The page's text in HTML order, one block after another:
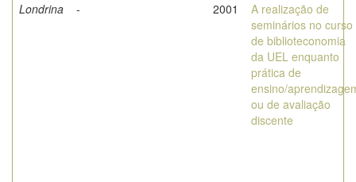
Londrina - 2001
A realização de
seminários no curso
de biblioteconomia
da UEL enquanto
prática de
ensino/
ou de avaliação
discente